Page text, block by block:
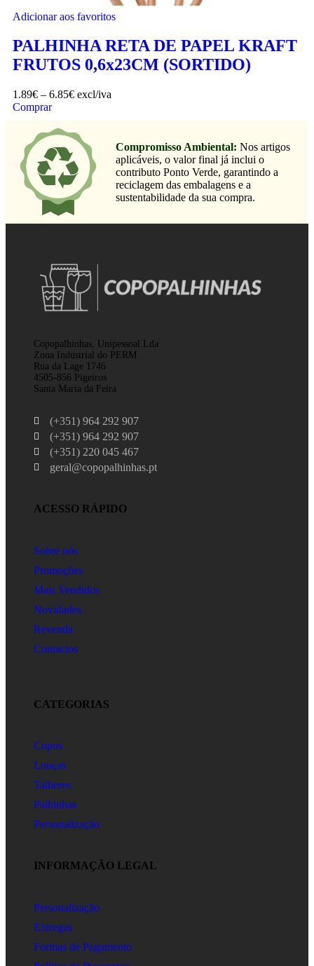
Adicionar aos favoritos
PALHINHA RETA DE PAPEL KRAFT
FRUTOS 0,6x23CM (SORTIDO)
1.89€ – 6.85€ excl/iva
Comprar
Compromisso Ambiental: Nos artigos
aplicáveis, o valor final já inclui o
contributo Ponto Verde, garantindo a
reciclagem das embalagens e a
sustentabilidade da sua compra.
Copopalhinhas, Unipessoal Lda
Zona Industrial do PERM
Rua da Lage 1746
4505-856 Pigeiros
Santa Maria da Feira
(+351) 964 292 907
(+351) 964 292 907
(+351) 220 045 467
geral@copopalhinhas.pt
ACESSO RÁPIDO
Sobre nós
Promoções
Mais Vendidos
Novidades
Revenda
Contactos
CATEGORIAS
Copos
Louças
Talheres
Palhinhas
Personalização
INFORMAÇÃO LEGAL
Personalização
Entregas
Formas de Pagamento